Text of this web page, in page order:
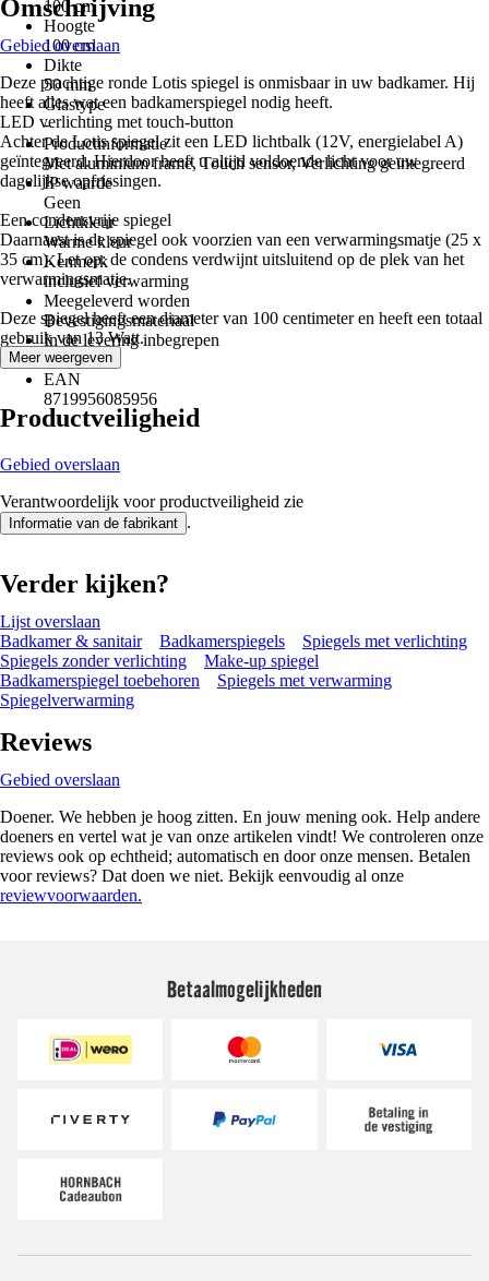
100 cm
Hoogte
100 cm
Dikte
50 mm
Glastype
-
Productinformatie
Met aluminium frame, Touch sensor, Verlichting geïntegreerd
IP waarde
Geen
Lichtkleur
Warme kleur
Kenmerk
inclusief verwarming
Meegeleverd worden
Bevestigingsmateriaal
In de levering inbegrepen
Verlichting
EAN
8719956085956
Omschrijving
Gebied overslaan
Deze prachtige ronde Lotis spiegel is onmisbaar in uw badkamer. Hij
heeft alles wat een badkamerspiegel nodig heeft.
LED verlichting met touch-button
Achter de Lotis spiegel zit een LED lichtbalk (12V, energielabel A)
geïntegreerd. Hierdoor heeft u altijd voldoende licht voor uw
dagelijkse opfrissingen.
Een condensvrije spiegel
Daarnaast is de spiegel ook voorzien van een verwarmingsmatje (25 x
35 cm). Let op: de condens verdwijnt uitsluitend op de plek van het
verwarmingsmatje.
Deze spiegel heeft een diameter van 100 centimeter en heeft een totaal
gebruik van 13 Watt.
Meer weergeven
Productveiligheid
Gebied overslaan
Verantwoordelijk voor productveiligheid zie
Informatie van de fabrikant .
Verder kijken?
Lijst overslaan
Badkamer & sanitair
Badkamerspiegels
Spiegels met verlichting
Spiegels zonder verlichting
Make-up spiegel
Badkamerspiegel toebehoren
Spiegels met verwarming
Spiegelverwarming
Reviews
Gebied overslaan
Doener. We hebben je hoog zitten. En jouw mening ook. Help andere
doeners en vertel wat je van onze artikelen vindt! We controleren onze
reviews ook op echtheid; automatisch en door onze mensen. Betalen
voor reviews? Dat doen we niet. Bekijk eenvoudig al onze
reviewvoorwaarden.
Betaalmogelijkheden